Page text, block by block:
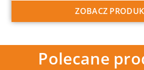
ZOBACZ
Polecane